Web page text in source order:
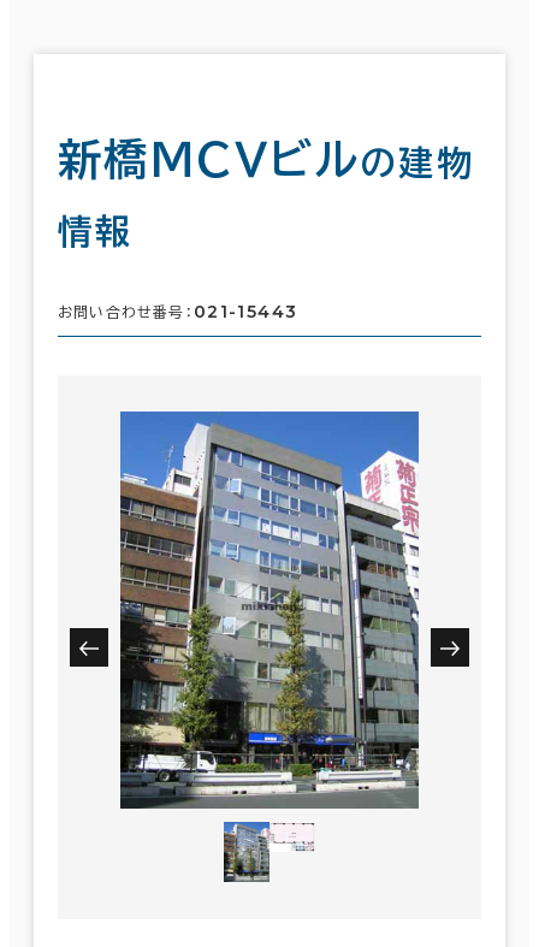
新橋ＭＣＶビルの建物
情報
お問い合わせ番号： 021-15443